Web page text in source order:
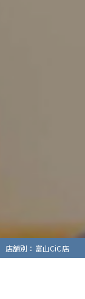
店舗別：富山CiC店